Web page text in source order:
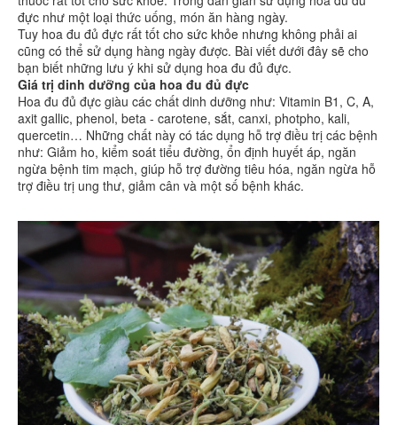
đực như một loại thức uống, món ăn hàng ngày.
Tuy hoa đu đủ đực rất tốt cho sức khỏe nhưng không phải ai
cũng có thể sử dụng hàng ngày được. Bài viết dưới đây sẽ cho
bạn biết những lưu ý khi sử dụng hoa đu đủ đực.
Giá trị dinh dưỡng của hoa đu đủ đực
Hoa đu đủ đực giàu các chất dinh dưỡng như: Vitamin B1, C, A,
axit gallic, phenol, beta - carotene, sắt, canxi, photpho, kali,
quercetin… Những chất này có tác dụng hỗ trợ điều trị các bệnh
như: Giảm ho, kiểm soát tiểu đường, ổn định huyết áp, ngăn
ngừa bệnh tim mạch, giúp hỗ trợ đường tiêu hóa, ngăn ngừa hỗ
trợ điều trị ung thư, giảm cân và một số bệnh khác.